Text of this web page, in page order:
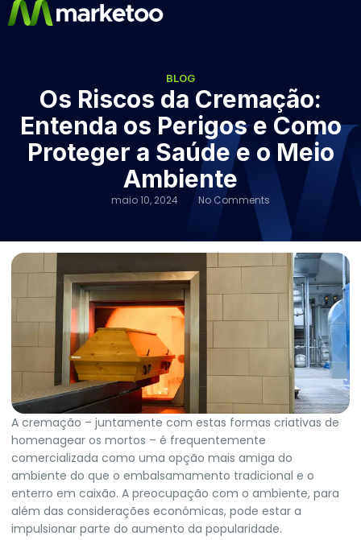
BLOG
Os Riscos da Cremação:
Entenda os Perigos e Como
Proteger a Saúde e o Meio
Ambiente
maio 10, 2024 No Comments
A cremação – juntamente com estas formas criativas de
homenagear os mortos – é frequentemente
comercializada como uma opção mais amiga do
ambiente do que o embalsamamento tradicional e o
enterro em caixão. A preocupação com o ambiente, para
além das considerações económicas, pode estar a
impulsionar parte do aumento da popularidade.